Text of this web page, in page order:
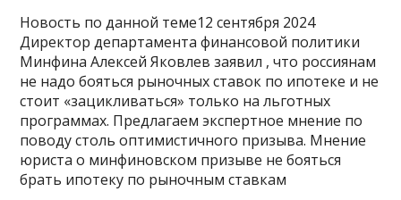
Новость по данной теме12 сентября 2024
Директор департамента финансовой политики
Минфина Алексей Яковлев заявил , что россиянам
не надо бояться рыночных ставок по ипотеке и не
стоит «зацикливаться» только на льготных
программах. Предлагаем экспертное мнение по
поводу столь оптимистичного призыва. Мнение
юриста о минфиновском призыве не бояться
брать ипотеку по рыночным ставкам